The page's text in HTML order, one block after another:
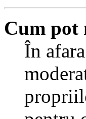
Cum pot
În